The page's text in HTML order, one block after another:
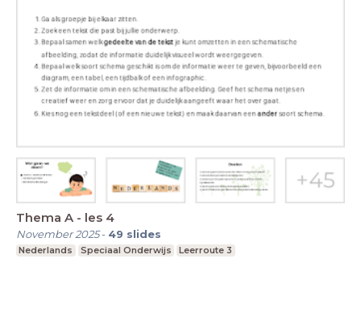
Thema A - les 4
November 2025- 49 slides
Nederlands Speciaal Onderwijs Leerroute 3